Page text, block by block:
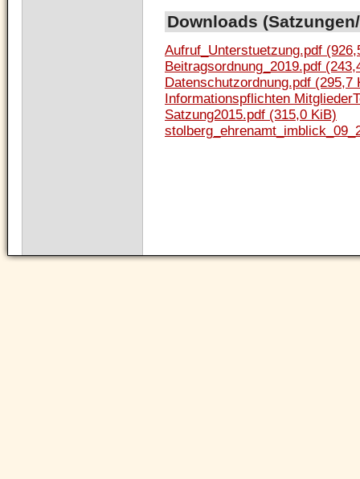
Downloads
Aufruf_Unterstuetzung.pdf
Beitragsordnung_2019.pdf
Datenschutzordnung.pdf (295,7
Informationspflichten
Satzung2015.pdf (315,0 KiB)
Navigation